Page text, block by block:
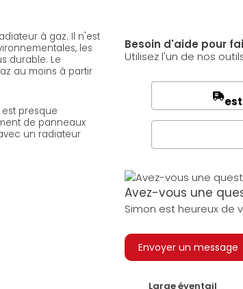
à gaz. Il n'est
les
durable. Le
au moins à partir
presque
de panneaux
un radiateur
Besoin d'aide pour
Utilisez l'un de nos
Avez-vous une
Simon est heureux de
Envoyer un message
Large éventail